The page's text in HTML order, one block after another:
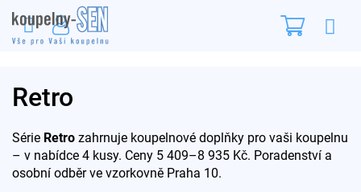
na
obsah
Retro
Série Retro zahrnuje koupelnové doplňky pro vaši koupelnu
– v nabídce 4 kusy. Ceny 5 409–8 935 Kč. Poradenství a
osobní odběr ve vzorkovně Praha 10.